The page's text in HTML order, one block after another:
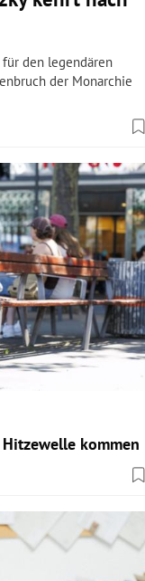
für den legendären
der Monarchie
kommen